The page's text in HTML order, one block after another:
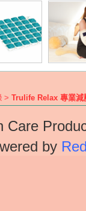
> Trulife Relax 專業減
Care
by